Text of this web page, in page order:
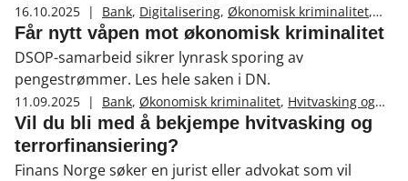
regnskap i økonomisk kriminalitet.
16.10.2025 | Bank, Digitalisering, Økonomisk kriminalitet,
Hvitvasking og terrorfinansiering,Svindel
Får nytt våpen mot økonomisk kriminalitet
DSOP-samarbeid sikrer lynrask sporing av
pengestrømmer. Les hele saken i DN.
11.09.2025 | Bank, Økonomisk kriminalitet, Hvitvasking og
terrorfinansiering
Vil du bli med å bekjempe hvitvasking og
terrorfinansiering?
Finans Norge søker en jurist eller advokat som vil